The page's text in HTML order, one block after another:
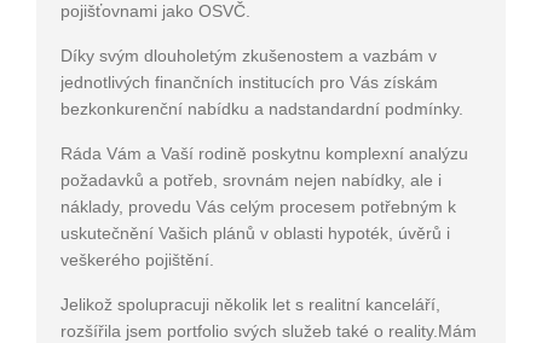
pojišťovnami jako OSVČ.
Díky svým dlouholetým zkušenostem a vazbám v
jednotlivých finančních institucích pro Vás získám
bezkonkurenční nabídku a nadstandardní podmínky.
Ráda Vám a Vaší rodině poskytnu komplexní analýzu
požadavků a potřeb, srovnám nejen nabídky, ale i
náklady, provedu Vás celým procesem potřebným k
uskutečnění Vašich plánů v oblasti hypoték, úvěrů i
veškerého pojištění.
Jelikož spolupracuji několik let s realitní kanceláří,
rozšířila jsem portfolio svých služeb také o reality.Mám